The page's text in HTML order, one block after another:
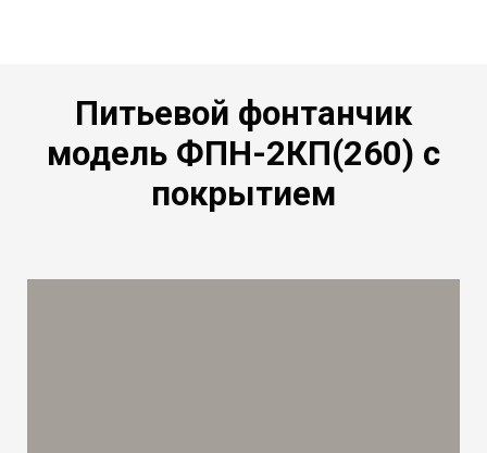
Питьевой фонтанчик
модель ФПН-2КП(260) с
покрытием